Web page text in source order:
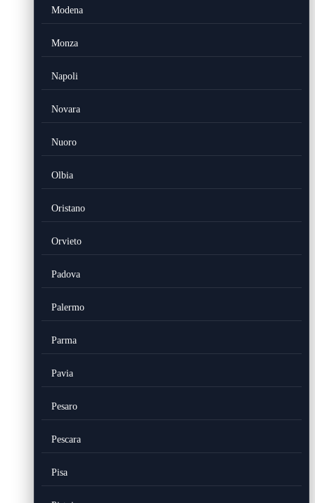
Modena
Monza
Napoli
Novara
Nuoro
Olbia
Oristano
Orvieto
Padova
Palermo
Parma
Pavia
Pesaro
Pescara
Pisa